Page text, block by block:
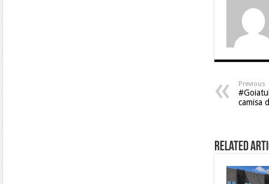
Previous
camisa
Related